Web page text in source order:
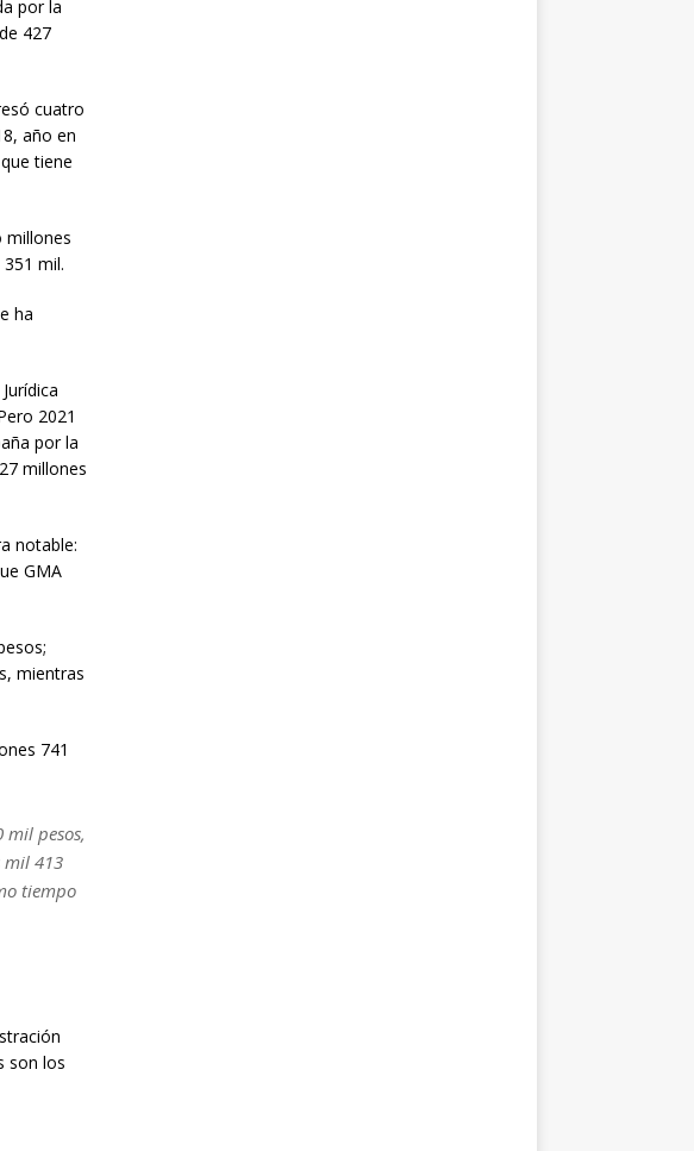
por la
427
cuatro
año en
tiene
millones
mil.
ha
2021
por la
millones
notable:
GMA
mientras
741
mil pesos,
mil 413
tiempo
son los